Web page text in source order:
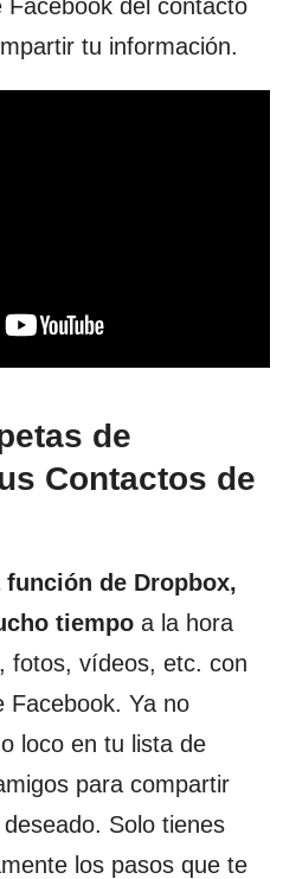
del contacto
tu información.
de
Contactos de
función de Dropbox,
tiempo a la hora
fotos, vídeos, etc. con
Facebook. Ya no
loco en tu lista de
para compartir
Solo tienes
los pasos que te